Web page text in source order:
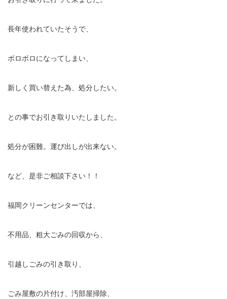
長年使われていたそうで、
ボロボロになってしまい、
新しく買い替えた為、処分したい。
との事でお引き取りいたしました。
処分が困難。運び出しが出来ない。
など、是非ご相談下さい！！
福岡クリーンセンターでは、
不用品、粗大ごみの回収から、
引越しごみの引き取り、
ごみ屋敷の片付け、汚部屋掃除、